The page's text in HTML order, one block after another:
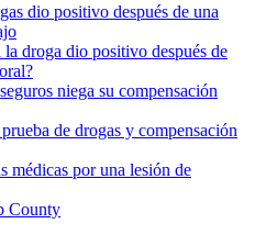
dio positivo después de una
la droga dio positivo después de
niega su compensación
de drogas y compensación
médicas por una lesión de
County